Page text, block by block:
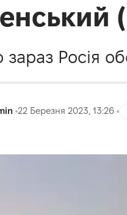
Росія
22 Березня 2023, 13:26